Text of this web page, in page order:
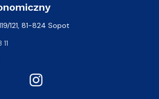
121, 81-824 Sopot